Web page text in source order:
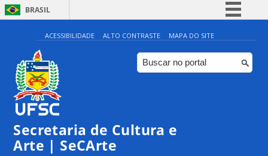
BRASIL
Simplifique!
Comunica BR
Participe
ACESSIBILIDADE ALTO CONTRASTE MAPA DO SITE
Secretaria de Cultura e
Arte | SeCArte